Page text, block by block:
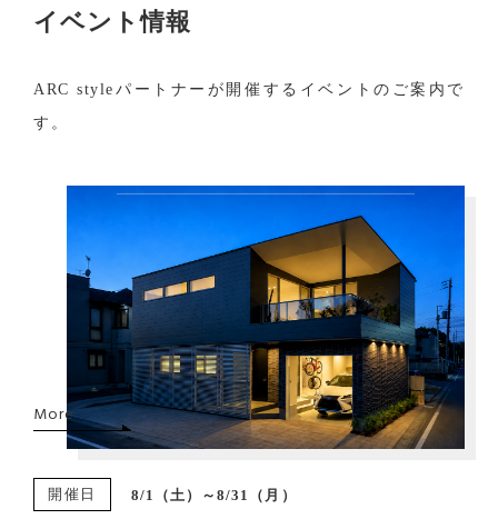
イベント情報
ARC styleパートナーが開催するイベントのご案内で
す。
More
開催日 8/1（土）～8/31（月）